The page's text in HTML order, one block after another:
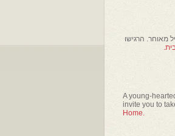
מאוחר. הרגישו
A young-
invite you to
Home.